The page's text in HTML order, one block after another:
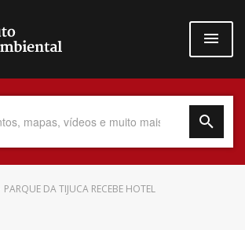
PARQUE DA TIJUCA RECEBE HOTEL